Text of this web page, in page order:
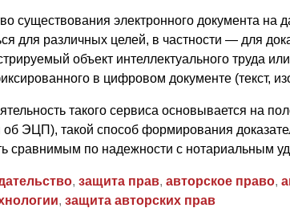
существования электронного документа на
для различных целей, в частности — для
объект интеллектуального труда
в цифровом документе (текст,
такого сервиса основывается на
об ЭЦП), такой способ формирования
сравнимым по надежности с нотариальным
, защита прав, авторское право,
, защита авторских прав